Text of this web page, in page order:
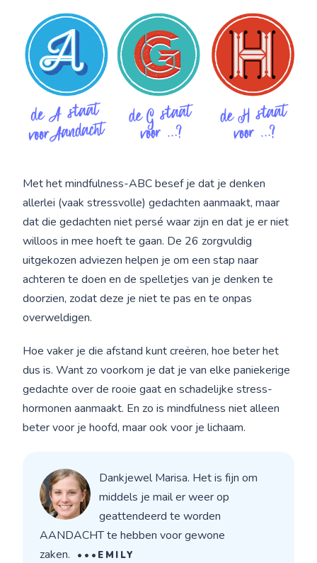
Met het mindfulness-ABC besef je dat je denken
allerlei (vaak stressvolle) gedachten aanmaakt, maar
dat die gedachten niet persé waar zijn en dat je er niet
willoos in mee hoeft te gaan. De 26 zorgvuldig
uitgekozen adviezen helpen je om een stap naar
achteren te doen en de spelletjes van je denken te
doorzien, zodat deze je niet te pas en te onpas
overweldigen.
Hoe vaker je die afstand kunt creëren, hoe beter het
dus is. Want zo voorkom je dat je van elke paniekerige
gedachte over de rooie gaat en schadelijke stress-
hormonen aanmaakt. En zo is mindfulness niet alleen
beter voor je hoofd, maar ook voor je lichaam.
Dankjewel Marisa. Het is fijn om
middels je mail er weer op
geattendeerd te worden
AANDACHT te hebben voor gewone
zaken.
•••EMILY